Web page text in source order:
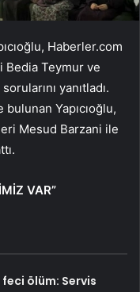
Haberler.com
Bedia Teymur ve
yanıtladı.
Yapıcıoğlu,
Mesud Barzani ile
VAR”
ölüm: Servis